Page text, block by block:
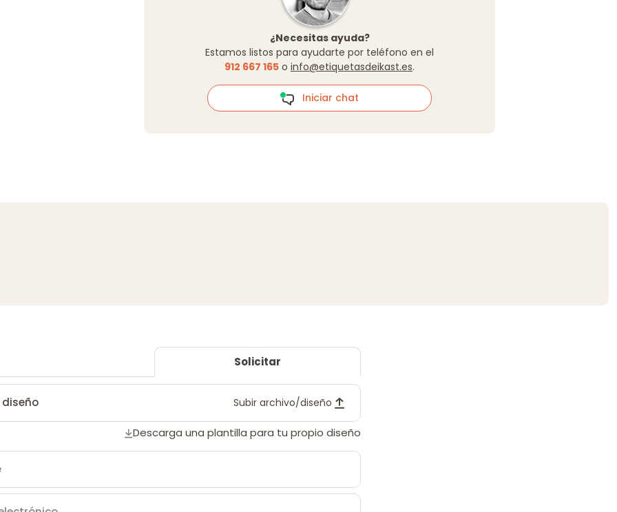
¿Necesitas ayuda?
Estamos listos para ayudarte por teléfono en el
912 667 165 o info@etiquetasdeikast.es.
Iniciar chat
Solicitar
diseño Subir archivo/diseño
Descarga una plantilla para tu propio diseño